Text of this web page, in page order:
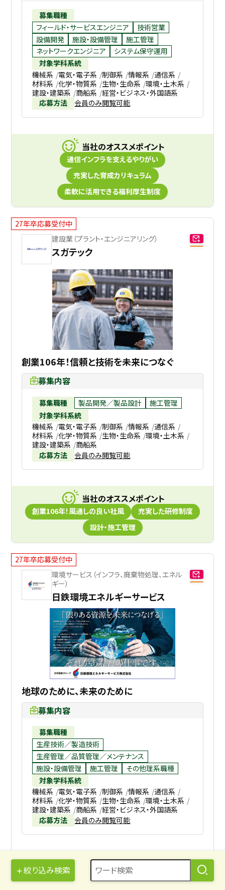
募集職種
フィールド・サービスエンジニア
技術営業
設備開発
施設・設備管理
施工管理
ネットワークエンジニア
システム保守運用
対象学科系統
機械系 電気・電子系 制御系 情報系 通信系
材料系 化学・物質系 生物・生命系 環境・土木系
建設・建築系 商船系 経営・ビジネス・外国語系
応募方法
会員のみ閲覧可能
当社のオススメポイント
通信インフラを支えるやりがい
充実した育成カリキュラム
柔軟に活用できる福利厚生制度
27年卒応募受付中
建設業（プラント・エンジニアリング）
スガテック
創業106年！信頼と技術を未来につなぐ
募集内容
募集職種 製品開発／製品設計
施工管理
対象学科系統
機械系 電気・電子系 制御系 情報系 通信系
材料系 化学・物質系 生物・生命系 環境・土木系
建設・建築系 商船系
応募方法
会員のみ閲覧可能
当社のオススメポイント
創業106年！風通しの良い社風
充実した研修制度
設計・施工管理
27年卒応募受付中
環境サービス（インフラ、廃棄物処理、エネル
ギー）
日鉄環境エネルギーサービス
地球のために、未来のために
募集内容
募集職種
生産技術／製造技術
生産管理／品質管理／メンテナンス
施設・設備管理
施工管理
その他理系職種
対象学科系統
機械系 電気・電子系 制御系 情報系 通信系
材料系 化学・物質系 生物・生命系 環境・土木系
建設・建築系 商船系 経営・ビジネス・外国語系
応募方法
会員のみ閲覧可能
当社のオススメポイント
安定したインフラ事業
風通しの良い風土
絞り込み検索